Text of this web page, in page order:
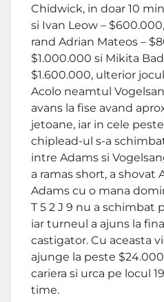
Chidwick, in doar 10
si Ivan Leow –
rand Adrian Mateos –
$1.000.000 si Mikita
$1.600.000, ulterior
Acolo neamtul
avans la fise avand
jetoane, iar in cele
chiplead-ul s-a
intre Adams si
a ramas short, a shovat
Adams cu o mana
T 5 2 J 9 nu a schimbat
iar turneul a ajuns la
castigator. Cu aceasta
ajunge la peste
cariera si urca pe locul
time.